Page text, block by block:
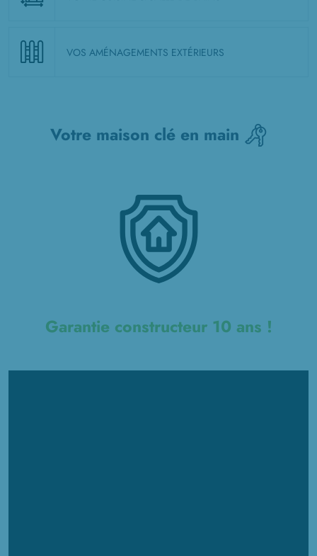
VOS AMÉNAGEMENTS EXTÉRIEURS
Votre maison clé en main
Garantie constructeur 10 ans !